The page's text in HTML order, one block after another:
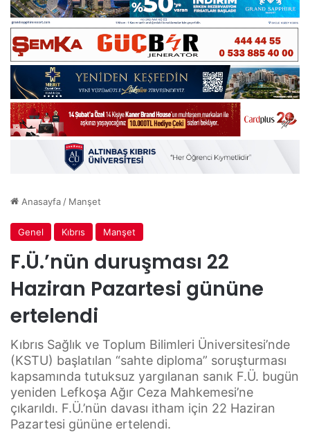
Anasayfa / Manşet
Genel Kıbrıs Manşet
F.Ü.’nün duruşması 22
Haziran Pazartesi gününe
ertelendi
Kıbrıs Sağlık ve Toplum Bilimleri Üniversitesi’nde
(KSTU) başlatılan “sahte diploma” soruşturması
kapsamında tutuksuz yargılanan sanık F.Ü. bugün
yeniden Lefkoşa Ağır Ceza Mahkemesi’ne
çıkarıldı. F.Ü.’nün davası itham için 22 Haziran
Pazartesi gününe ertelendi.